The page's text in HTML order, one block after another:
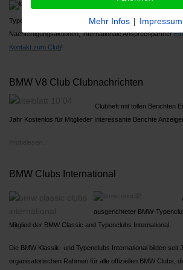
Typenreferenten
Nachfertigungsaktionen, Internationale AnsprechpartnerEin
Kontakt zum Club!
BMW V8 Club Clubnachrichten
Clubheft mit tollen Berichten
Jahr Kostenlos für Mitglieder Interessante Berichte
BMW Clubs International
ausgerichteter BMW-
Mitglied der BMW Classic and Typenclubs International.
Die BMW Klassik- und Typenclubs International bilden seit
organisatorischen Rahmen für alle offiziellen BMW Clubs,
Mehr Infos | Impressum